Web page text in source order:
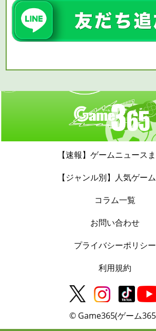
【速報】ゲームニュース
【ジャンル別】人気ゲー
コラム一覧
お問い合わせ
プライバシーポリシー
利用規約
© Game365(ゲーム